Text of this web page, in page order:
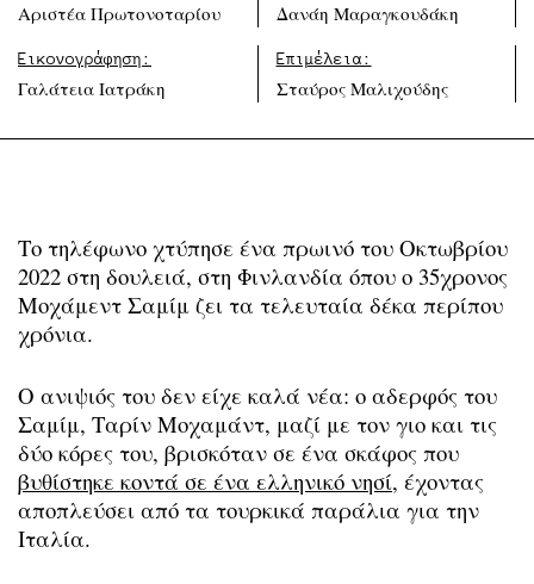
Αριστέα Πρωτονοταρίου
Δανάη Μαραγκουδάκη
Εικονογράφηση:
Γαλάτεια Ιατράκη
Επιμέλεια:
Σταύρος Μαλιχούδης
Το τηλέφωνο χτύπησε ένα πρωινό του Οκτωβρίου
2022 στη δουλειά, στη Φινλανδία όπου ο 35χρονος
Μοχάμεντ Σαμίμ ζει τα τελευταία δέκα περίπου
χρόνια.
Ο ανιψιός του δεν είχε καλά νέα: ο αδερφός του
Σαμίμ, Ταρίν Μοχαμάντ, μαζί με τον γιο και τις
δύο κόρες του, βρισκόταν σε ένα σκάφος που
βυθίστηκε κοντά σε ένα ελληνικό νησί, έχοντας
αποπλεύσει από τα τουρκικά παράλια για την
Ιταλία.